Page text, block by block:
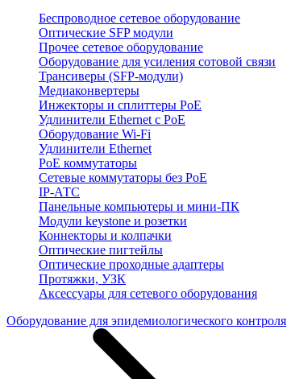
Беспроводное сетевое оборудование
Оптические SFP модули
Прочее сетевое оборудование
Оборудование для усиления сотовой связи
Трансиверы (SFP-модули)
Медиаконвертеры
Инжекторы и сплиттеры PoE
Удлинители Ethernet с PoE
Оборудование Wi-Fi
Удлинители Ethernet
PoE коммутаторы
Сетевые коммутаторы без PoE
IP-АТС
Панельные компьютеры и мини-ПК
Модули keystone и розетки
Коннекторы и колпачки
Оптические пигтейлы
Оптические проходные адаптеры
Протяжки, УЗК
Аксессуары для сетевого оборудования
Оборудование для эпидемиологического контроля